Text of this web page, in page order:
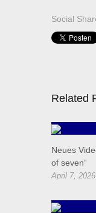
Social
Related
Neues
of seven“
April 7, 2026